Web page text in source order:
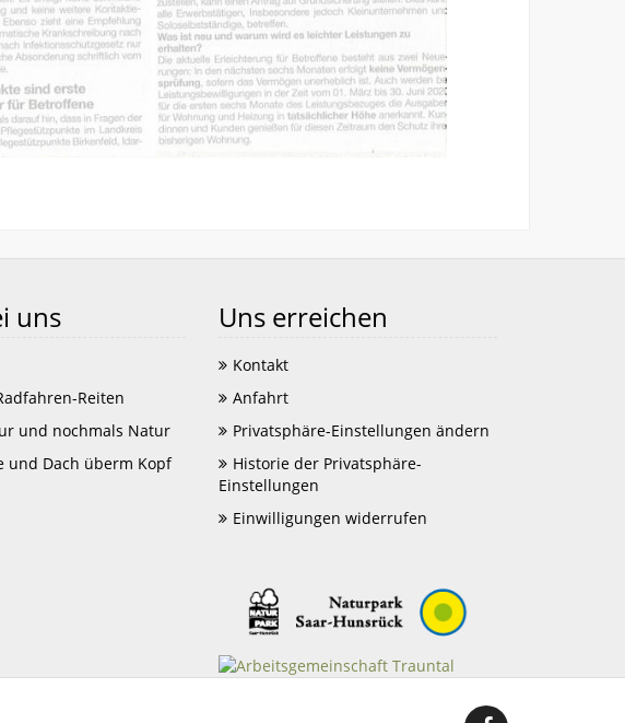
uns
Reiten
und nochmals Natur
und Dach überm Kopf
Uns erreichen
Kontakt
Anfahrt
Privatsphäre-Einstellungen ändern
Historie der Privatsphäre-
Einstellungen
Einwilligungen widerrufen